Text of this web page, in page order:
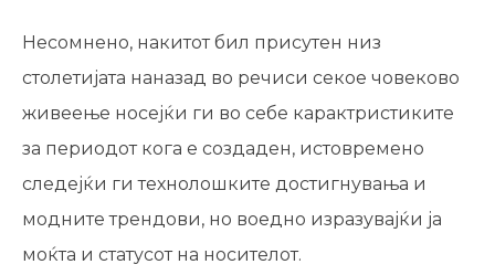
Несомнено, накитот бил присутен низ
столетијата наназад во речиси секое човеково
живеење носејќи ги во себе карактристиките
за периодот кога е создаден, истовремено
следејќи ги технолошките достигнувања и
модните трендови, но воедно изразувајќи ја
моќта и статусот на носителот.